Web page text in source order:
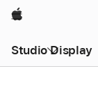
Apple
Studio Display